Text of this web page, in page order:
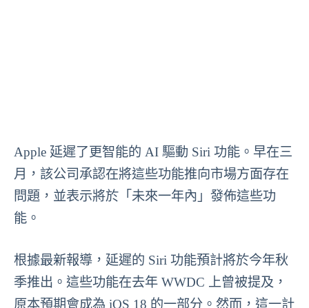
Apple 延遲了更智能的 AI 驅動 Siri 功能。早在三
月，該公司承認在將這些功能推向市場方面存在
問題，並表示將於「未來一年內」發佈這些功
能。
根據最新報導，延遲的 Siri 功能預計將於今年秋
季推出。這些功能在去年 WWDC 上曾被提及，
原本預期會成為 iOS 18 的一部分。然而，這一計